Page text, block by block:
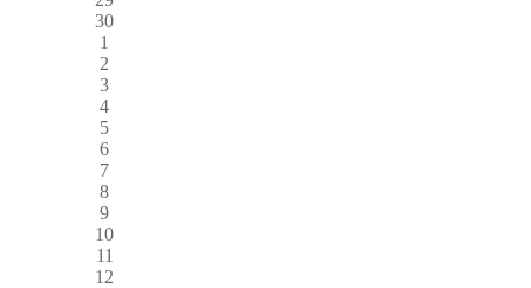
30
1
2
3
4
5
6
7
8
9
10
11
12